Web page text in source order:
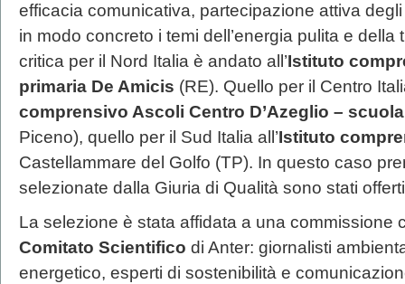
efficacia comunicativa, partecipazione attiva
in modo concreto i temi dell’energia pulita e
critica per il Nord Italia è andato all’Istituto
primaria De Amicis (RE). Quello per il Centro
comprensivo Ascoli Centro D’Azeglio –
Piceno), quello per il Sud Italia all’Istituto
Castellammare del Golfo (TP). In questo caso
selezionate dalla Giuria di Qualità sono stati
La selezione è stata affidata a una commissione
Comitato Scientifico di Anter: giornalisti
energetico, esperti di sostenibilità e